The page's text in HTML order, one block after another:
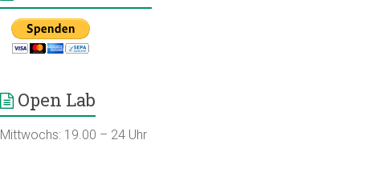
Open Lab
Mittwochs: 19.00 – 24 Uhr